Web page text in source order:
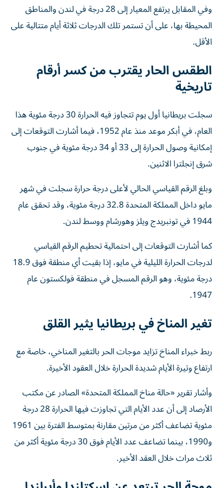
وفي المقابل يرتفع المعيار إلى 28 درجة في لندن والمناطق
المحيطة بها، على أن تستمر تلك الدرجات ثلاثة أيام متتالية على
الأقل.
الطقس الحار يقترب من كسر أرقام
تاريخية
سجلت بريطانيا أول يوم تتجاوز فيه الحرارة 30 درجة مئوية هذا
العام، في أبكر موعد منذ عام 1952، فيما أشارت التوقعات إلى
إمكانية وصول الحرارة إلى 33 أو 34 درجة مئوية في جنوب
شرق إنجلترا الاثنين.
وبلغ الرقم القياسي الحالي لأعلى درجة حرارة سجلت في شهر
مايو داخل المملكة المتحدة 32.8 درجة مئوية، وقد تحقق عام
1944 في تونبريدج ويلز وهورشام ووسط لندن.
كما أشارت التوقعات إلى احتمالية تحطيم الرقم القياسي
لدرجات الحرارة الليلية في مايو، إذا بقيت أي منطقة فوق 18.9
درجة مئوية، وهو الرقم المسجل في منطقة فولكستون عام
1947.
تغير المناخ في بريطانيا يثير القلق
ربط خبراء المناخ تزايد موجات الحر بالتغير المناخي، خاصة مع
ارتفاع وتيرة الأيام شديدة الحرارة خلال العقود الأخيرة.
وأشار تقرير «حالة مناخ المملكة المتحدة» الصادر عن مكتب
الأرصاد إلى أن عدد الأيام التي تجاوزت فيها الحرارة 28 درجة
مئوية تضاعف أكثر من مرتين مقارنة بمتوسط الفترة بين 1961
و1990، بينما تضاعف عدد الأيام فوق 30 درجة مئوية أكثر من
ثلاث مرات خلال العقد الأخير.